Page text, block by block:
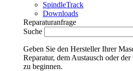
SpindleTrack
Downloads
Reparaturanfrage
Suche
Geben Sie den Hersteller Ihrer
Reparatur, dem Austausch oder
zu beginnen.